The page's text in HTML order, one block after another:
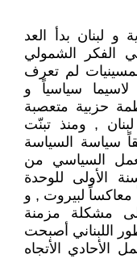
لبنان بدأ العد
الفكر الشمولي
لم تعرف
لاسيما سياسياً و
حزبية متعصبة
, ومنذ تبنّت
سياسة السياسة
السياسي من
الأولى للوحدة
لبيروت , و
مشكلة مزمنة
اللبناني أصبحت
الأحادي الأتجاه